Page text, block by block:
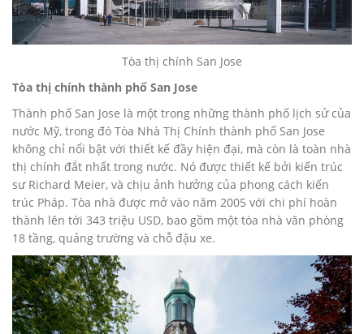
Tòa thị chính San Jose
Tòa thị chính thành phố San Jose
Thành phố San Jose là một trong những thành phố lịch sử của
nước Mỹ, trong đó Tòa Nhà Thị Chính thành phố San Jose
không chỉ nổi bật với thiết kế đầy hiện đại, mà còn là toàn nhà
thị chính đắt nhất trong nước. Nó được thiết kế bởi kiến trúc
sư Richard Meier, và chịu ảnh hưởng của phong cách kiến
trúc Pháp. Tòa nhà được mở vào năm 2005 với chi phí hoàn
thành lên tới 343 triệu USD, bao gồm một tòa nhà văn phòng
18 tầng, quảng trường và chỗ đậu xe.